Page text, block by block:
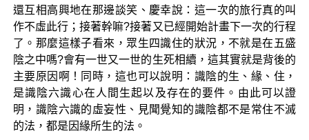
還互相高興地在那邊談笑、慶幸說：這一次的旅行真的叫
作不虛此行；接著幹嘛?接著又已經開始計畫下一次的行程
了。那麼這樣子看來，眾生四識住的狀況，不就是在五盛
陰之中嗎?會有一世又一世的生死相續，這其實就是背後的
主要原因啊！同時，這也可以說明：識陰的生、緣、住，
是識陰六識心在人間生起以及存在的要件。由此可以證
明，識陰六識的虛妄性、見聞覺知的識陰都不是常住不滅
的法，都是因緣所生的法。